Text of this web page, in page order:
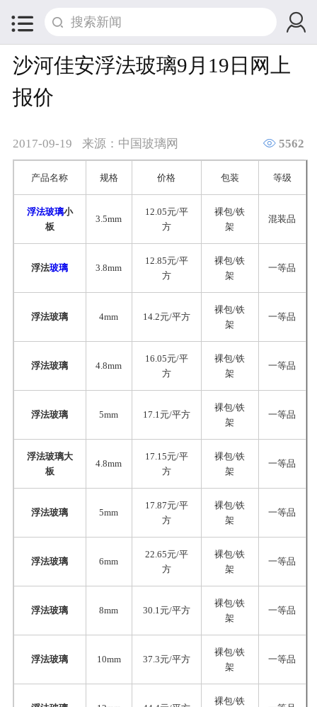
 
沙河佳安浮法玻璃9月19日网上
报价
2017-09-19 来源：中国玻璃网  5562
产品名称 规格 价格 包装 等级
浮法玻璃小
板
3.5mm
12.05元/平
方
裸包/铁
架
混装品
浮法玻璃 3.8mm
12.85元/平
方
裸包/铁
架
一等品
浮法玻璃 4mm 14.2元/平方
裸包/铁
架
一等品
浮法玻璃 4.8mm
16.05元/平
方
裸包/铁
架
一等品
浮法玻璃 5mm 17.1元/平方
裸包/铁
架
一等品
浮法玻璃大
板
4.8mm
17.15元/平
方
裸包/铁
架
一等品
浮法玻璃 5mm
17.87元/平
方
裸包/铁
架
一等品
浮法玻璃 6mm
22.65元/平
方
裸包/铁
架
一等品
浮法玻璃 8mm 30.1元/平方
裸包/铁
架
一等品
浮法玻璃 10mm 37.3元/平方
裸包/铁
架
一等品
裸包/铁